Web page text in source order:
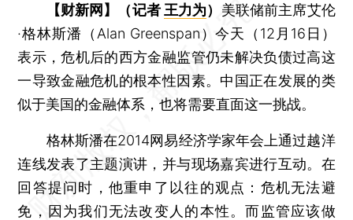
【财新网】（记者 王力为） 美联储前主席艾伦
·格林斯潘（Alan Greenspan）今天（12月16日）
表示，危机后的西方金融监管仍未解决负债过高这
一导致金融危机的根本性因素。中国正在发展的类
似于美国的金融体系，也将需要直面这一挑战。
格林斯潘在2014网易经济学家年会上通过越洋
连线发表了主题演讲，并与现场嘉宾进行互动。在
回答提问时，他重申了以往的观点：危机无法避
免，因为我们无法改变人的本性。而监管应该做